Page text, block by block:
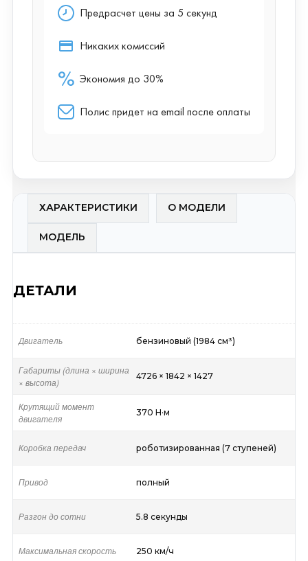
ХАРАКТЕРИСТИКИ О МОДЕЛИ
МОДЕЛЬ
ДЕТАЛИ
Двигатель бензиновый (1984 см³)
Габариты (длина × ширина
× высота)
4726 × 1842 × 1427
Крутящий момент
двигателя
370 Н·м
Коробка передач роботизированная (7 ступеней)
Привод полный
Разгон до сотни 5.8 секунды
Максимальная скорость 250 км/ч